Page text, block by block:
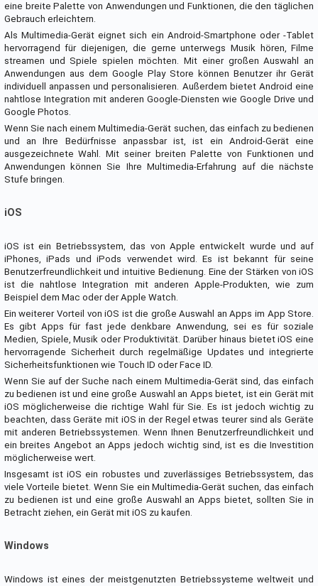
eine breite Palette von Anwendungen und Funktionen, die den täglichen
Gebrauch erleichtern.
Als Multimedia-Gerät eignet sich ein Android-Smartphone oder -Tablet
hervorragend für diejenigen, die gerne unterwegs Musik hören, Filme
streamen und Spiele spielen möchten. Mit einer großen Auswahl an
Anwendungen aus dem Google Play Store können Benutzer ihr Gerät
individuell anpassen und personalisieren. Außerdem bietet Android eine
nahtlose Integration mit anderen Google-Diensten wie Google Drive und
Google Photos.
Wenn Sie nach einem Multimedia-Gerät suchen, das einfach zu bedienen
und an Ihre Bedürfnisse anpassbar ist, ist ein Android-Gerät eine
ausgezeichnete Wahl. Mit seiner breiten Palette von Funktionen und
Anwendungen können Sie Ihre Multimedia-Erfahrung auf die nächste
Stufe bringen.
iOS
iOS ist ein Betriebssystem, das von Apple entwickelt wurde und auf
iPhones, iPads und iPods verwendet wird. Es ist bekannt für seine
Benutzerfreundlichkeit und intuitive Bedienung. Eine der Stärken von iOS
ist die nahtlose Integration mit anderen Apple-Produkten, wie zum
Beispiel dem Mac oder der Apple Watch.
Ein weiterer Vorteil von iOS ist die große Auswahl an Apps im App Store.
Es gibt Apps für fast jede denkbare Anwendung, sei es für soziale
Medien, Spiele, Musik oder Produktivität. Darüber hinaus bietet iOS eine
hervorragende Sicherheit durch regelmäßige Updates und integrierte
Sicherheitsfunktionen wie Touch ID oder Face ID.
Wenn Sie auf der Suche nach einem Multimedia-Gerät sind, das einfach
zu bedienen ist und eine große Auswahl an Apps bietet, ist ein Gerät mit
iOS möglicherweise die richtige Wahl für Sie. Es ist jedoch wichtig zu
beachten, dass Geräte mit iOS in der Regel etwas teurer sind als Geräte
mit anderen Betriebssystemen. Wenn Ihnen Benutzerfreundlichkeit und
ein breites Angebot an Apps jedoch wichtig sind, ist es die Investition
möglicherweise wert.
Insgesamt ist iOS ein robustes und zuverlässiges Betriebssystem, das
viele Vorteile bietet. Wenn Sie ein Multimedia-Gerät suchen, das einfach
zu bedienen ist und eine große Auswahl an Apps bietet, sollten Sie in
Betracht ziehen, ein Gerät mit iOS zu kaufen.
Windows
Windows ist eines der meistgenutzten Betriebssysteme weltweit und